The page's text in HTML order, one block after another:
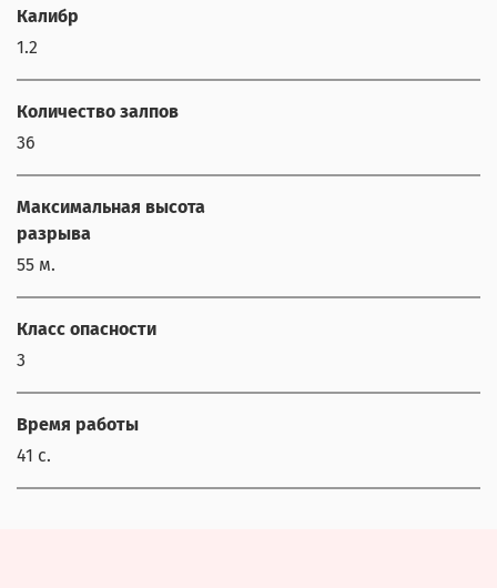
Калибр
1.2
Количество залпов
36
Максимальная высота
разрыва
55 м.
Класс опасности
3
Время работы
41 с.